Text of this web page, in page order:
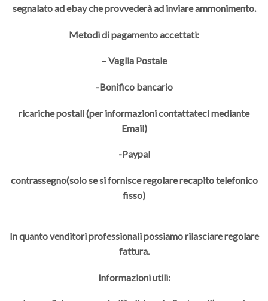
segnalato ad ebay che provvederà ad inviare ammonimento.
Metodi di pagamento accettati:
– Vaglia Postale
-Bonifico bancario
ricariche postali (per informazioni contattateci mediante
Email)
-Paypal
contrassegno(solo se si fornisce regolare recapito telefonico
fisso)
In quanto venditori professionali possiamo rilasciare regolare
fattura.
Informazioni utili: